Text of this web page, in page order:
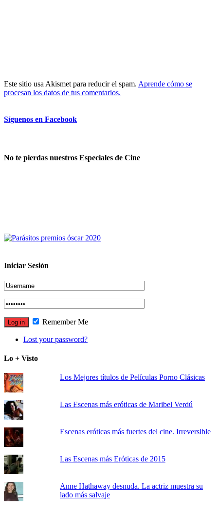
Este sitio usa Akismet para reducir el spam. Aprende cómo se
procesan los datos de tus comentarios.
Síguenos en Facebook
No te pierdas nuestros Especiales de Cine
Iniciar Sesión
Remember Me
Lost your password?
Lo + Visto
Los Mejores títulos de Películas Porno Clásicas
Las Escenas más eróticas de Maribel Verdú
Escenas eróticas más fuertes del cine. Irreversible
Las Escenas más Eróticas de 2015
Anne Hathaway desnuda. La actriz muestra su
lado más salvaje